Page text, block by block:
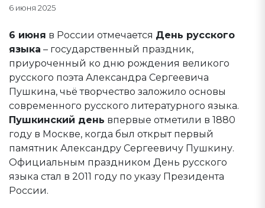
6 июня 2025
6 июня в России отмечается День русского
языка – государственный праздник,
приуроченный ко дню рождения великого
русского поэта Александра Сергеевича
Пушкина, чьё творчество заложило основы
современного русского литературного языка.
Пушкинский день впервые отметили в 1880
году в Москве, когда был открыт первый
памятник Александру Сергеевичу Пушкину.
Официальным праздником День русского
языка стал в 2011 году по указу Президента
России.